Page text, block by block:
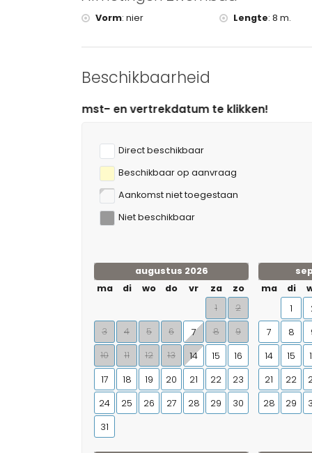
Vorm: nier Lengte: 8 m.
Beschikbaarheid
vertrekdatum te klikken!
Direct beschikbaar
Beschikbaar op aanvraag
Aankomst niet toegestaan
Niet beschikbaar
augustus 2026
ma
di wo do vr za
zo
1
2
3
4 5 6 7 8
9
10
11 12 13 14 15
16
17
18 19 20 21 22
23
24
25 26 27 28 29
30
31
ma
di
1
7
8
14
15
21
22
28
29